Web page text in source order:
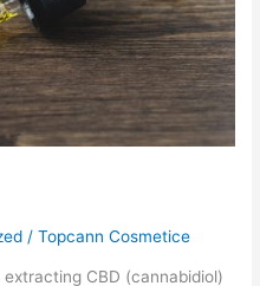
/Topcann Cosmetice
CBD (cannabidiol)